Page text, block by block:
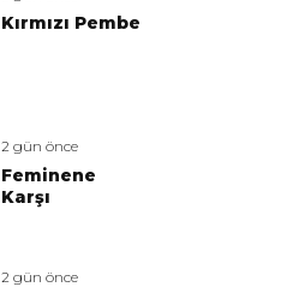
Kırmızı Pembe
2 gün önce
Feminene
Karşı
2 gün önce